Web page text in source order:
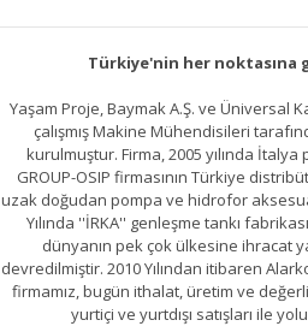
Türkiye'nin her noktasına
Yaşam Proje, Baymak A.Ş. ve Üniversal
çalışmış Makine Mühendisileri
kurulmuştur. Firma, 2005 yılında
GROUP-OSIP firmasının Türkiye
uzak doğudan pompa ve hidrofor
Yılında ''İRKA'' genleşme tankı
dünyanın pek çok ülkesine ihracat
devredilmiştir. 2010 Yılından itibaren
firmamız, bugün ithalat, üretim ve
yurtiçi ve yurtdışı satışları ile